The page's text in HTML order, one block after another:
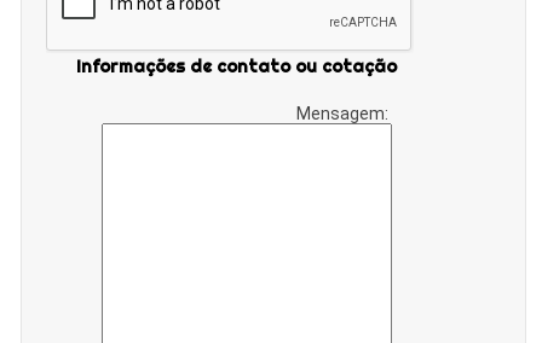
Informações de contato ou cotação
Mensagem: